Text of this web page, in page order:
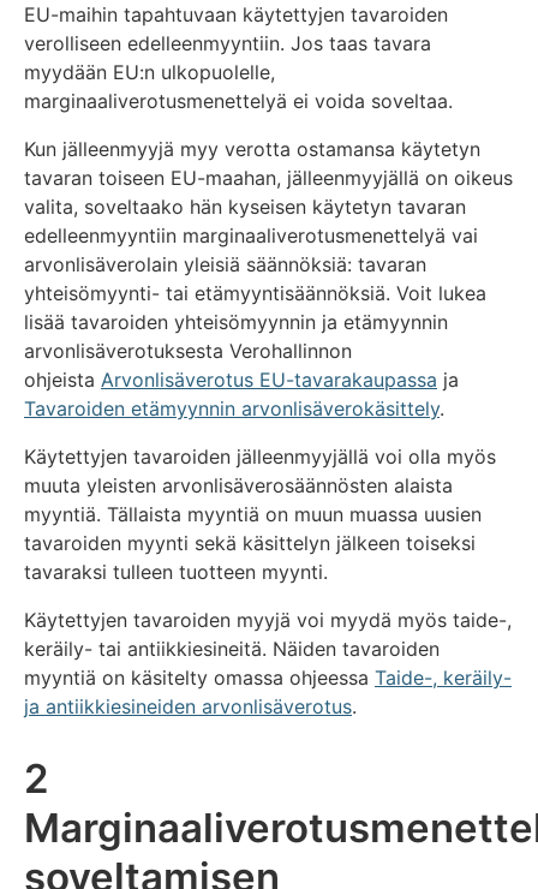
EU-maihin tapahtuvaan käytettyjen tavaroiden
verolliseen edelleenmyyntiin. Jos taas tavara
myydään EU:n ulkopuolelle,
marginaaliverotusmenettelyä ei voida soveltaa.
Kun jälleenmyyjä myy verotta ostamansa käytetyn
tavaran toiseen EU-maahan, jälleenmyyjällä on oikeus
valita, soveltaako hän kyseisen käytetyn tavaran
edelleenmyyntiin marginaaliverotusmenettelyä vai
arvonlisäverolain yleisiä säännöksiä: tavaran
yhteisömyynti- tai etämyyntisäännöksiä. Voit lukea
lisää tavaroiden yhteisömyynnin ja etämyynnin
arvonlisäverotuksesta Verohallinnon
ohjeista Arvonlisäverotus EU-tavarakaupassa ja
Tavaroiden etämyynnin arvonlisäverokäsittely.
Käytettyjen tavaroiden jälleenmyyjällä voi olla myös
muuta yleisten arvonlisäverosäännösten alaista
myyntiä. Tällaista myyntiä on muun muassa uusien
tavaroiden myynti sekä käsittelyn jälkeen toiseksi
tavaraksi tulleen tuotteen myynti.
Käytettyjen tavaroiden myyjä voi myydä myös taide-,
keräily- tai antiikkiesineitä. Näiden tavaroiden
myyntiä on käsitelty omassa ohjeessa Taide-, keräily-
ja antiikkiesineiden arvonlisäverotus.
2
soveltamisen